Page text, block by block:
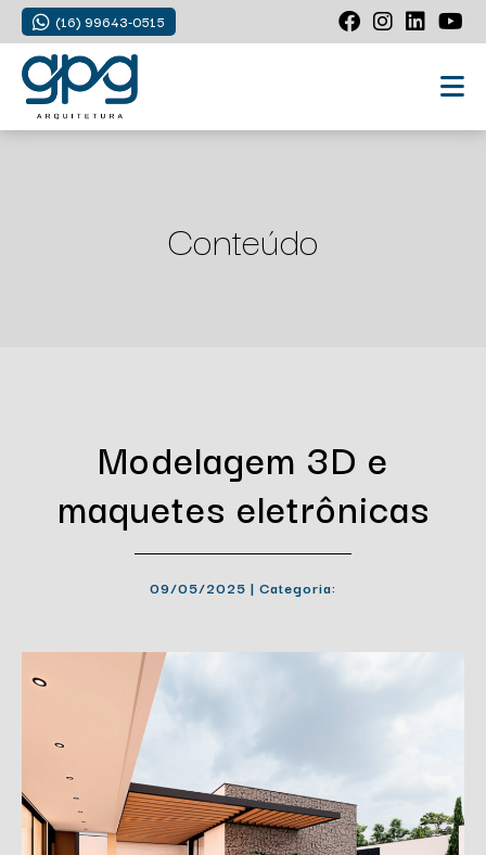
(16) 99643-0515
Conteúdo
Modelagem 3D e
maquetes eletrônicas
09/05/2025 | Categoria: